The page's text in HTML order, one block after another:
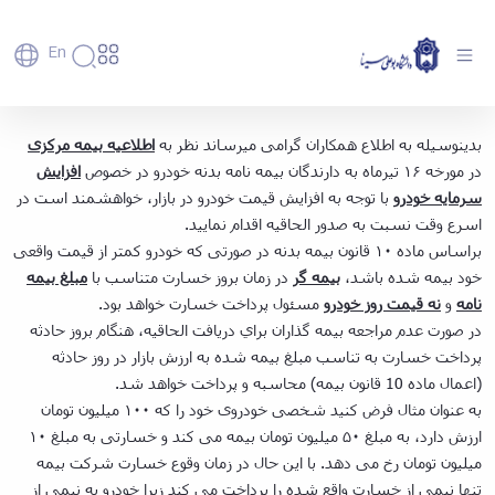
En
دانشگاه
تاریخچه
و
معرفی
برنامه
راهبردی
دانشگاه
نقشه
دانشگاه
ساختار
سازمانی
سازمان
دانشگاه
حوزه
ریاست
معاونت
پذیرش
کارشناسی
تحصیلات
تکمیلی
پسا
دکترا
استعدادهای
درخشان
دانشجویان
غیرایرانی
مهمانی
و
انتقال
حمایت‌های
تحصیلی
پژوهش
فناوری و
کارآفرینی
دفتر
ارتباط
با
صنعت
پردیس
علم
و
فناوری
مراکز
تحقیقات
و فناوری
پژوهشکده
دانشکده‌ها
پردیس
اصلی
مهندسی
کشاورزی
شیمی
و
علوم
نفت
علوم
انسانی
هنر
و
معماری
رفاهی
رفاهی
پرسنل
اداره
رفاه
کارکنان
مهمانسرای
دانشگاه
رفاهی
دانشجویان
مدیریت
امور
دانشجویان
اعضای
هیأت
علمی
کارکنان
دانشجویان
فارغ
التحصیلان
فوق
برنامه
فعالیت‌های
دانشجویی
انجمن‌های
علمی
پایگاه
خبری
بسنا
پیشخوان
الحاقیه فوری بیمه بدنه خودرو - دانشگاه بوعلی
سینا همدان
بدینوسیله به اطلاع همکاران گرامی میرساند نظر به اطلاعیه بیمه مرکزی
در مورخه ۱۶ تیرماه به دارندگان بیمه نامه بدنه خودرو در خصوص
افزایش
سرمایه خودرو با توجه به افزایش قیمت خودرو در بازار، خواهشمند است در
اسرع وقت نسبت به صدور الحاقیه اقدام نمایید.
براساس ماده ۱۰ قانون بیمه بدنه در صورتی که خودرو کمتر از قیمت واقعی
خود بیمه شده باشد، بیمه گر در زمان بروز خسارت متناسب با مبلغ بیمه
نامه و نه قیمت روز خودرو مسئول پرداخت خسارت خواهد بود.
در صورت عدم مراجعه بيمه گذاران براي دريافت الحاقيه، هنگام بروز حادثه
پرداخت خسارت به تناسب مبلغ بيمه شده به ارزش بازار در روز حادثه
(اعمال ماده 10 قانون بيمه) محاسبه و پرداخت خواهد شد.
به عنوان مثال فرض کنید شخصی خودروی خود را که ۱۰۰ میلیون تومان
ارزش دارد، به مبلغ ۵۰ میلیون تومان بیمه می کند و خسارتی به مبلغ ۱۰
میلیون تومان رخ می دهد. با این حال در زمان وقوع خسارت شرکت بیمه
تنها نیمی از خسارت واقع شده را پرداخت می کند زیرا خودرو به نیمی از